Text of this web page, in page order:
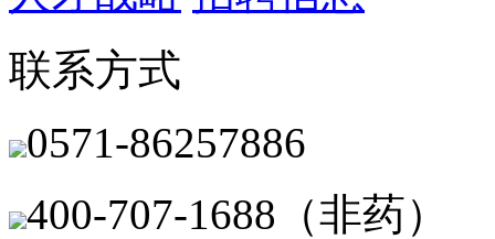
联系方式
0571-86257886
400-707-1688（非药）